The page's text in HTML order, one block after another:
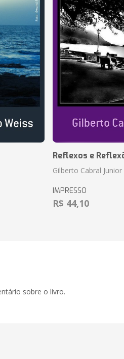
Reflexos e
Gilberto Cabral Junior
IMPRESSO
R$ 44,10
sobre o livro.